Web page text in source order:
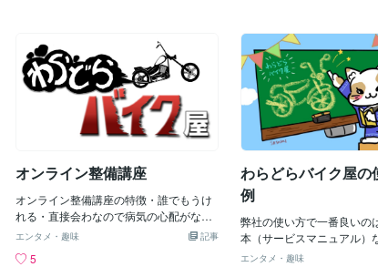
ください。 ５．不要な異
ヤのトレッドパターンに不
ラスの破片、釘など）が刺
か確認してください。これ
イヤにダメージを与え、パ
なる可能性があります。
ランスの点検: タイヤのバ
と、高速走行時に振動や乗
を引き起こ
す！！！これは重要です！安全な工具！
KTC良いんですよね使って壊れたことが
無い絶対的な信頼（安全性）でも高く感
じる物ですねここで提案です中古の工具
を買うですえ！？中古？そう中古の工具
です手軽なのはメルカリやヤフオクなど
ると近くに売ってる店があるかもです
ンチ) TB308X 京都機械工
アを表示 5つ星のうち4.7 68個の評価 -4
1% ￥13,000あと出来れば
ーAmazonで3/8（9.5mm）
（針）式トルクレンチ 0～
0113 [並行輸入品] 5つ星のうち
の評価 ￥2,394ですねスピ
がなぜ？必要かは力が掛る
ですえ？ラチェットで良い
か？ですかラチェットは力
る事があるんですね京都機
ロングスピンナハンドル
5×全長:400mm 京都機械工
トアを表示 5つ星のうち4.5 262個の評価
オンライン整備講座
オンライン整備講座の特徴・誰でもうけ
れる・直接会わなので病気の心配がな
い・安価である
記事
エンタメ・趣味
5
わらどらバイク屋
例
弊社の使い方で一番良いの
本（サービスマニュアル）
カラナイとこの問い合わせ
エンタメ・趣味